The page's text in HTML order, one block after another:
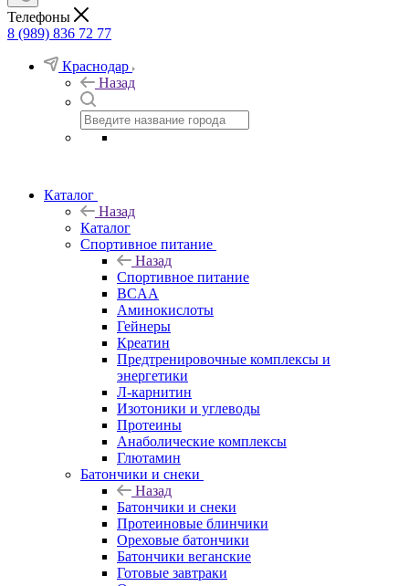
Телефоны
8 (989) 836 72 77
Краснодар
Назад
Каталог
Назад
Каталог
Спортивное питание
Назад
Спортивное питание
BCAA
Аминокислоты
Гейнеры
Креатин
Предтренировочные комплексы и
энергетики
Л-карнитин
Изотоники и углеводы
Протеины
Анаболические комплексы
Глютамин
Батончики и снеки
Назад
Батончики и снеки
Протеиновые блинчики
Ореховые батончики
Батончики веганские
Готовые завтраки